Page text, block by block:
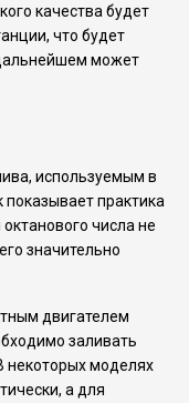
качества будет
что будет
может
используемым в
практика
числа не
значительно
двигателем
заливать
некоторых моделях
а для